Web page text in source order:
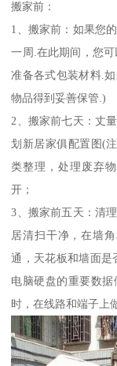
搬家前：
1、搬家前：如果您
一周.在此期间，您
准备各式包装材料.
物品得到妥善保管.)
2、搬家前七天：丈
划新居家俱配置图(
类整理，处理废弃
开；
3、搬家前五天：清
居清扫干净，在墙
通，天花板和墙面是
电脑硬盘的重要数
时，在线路和端子上